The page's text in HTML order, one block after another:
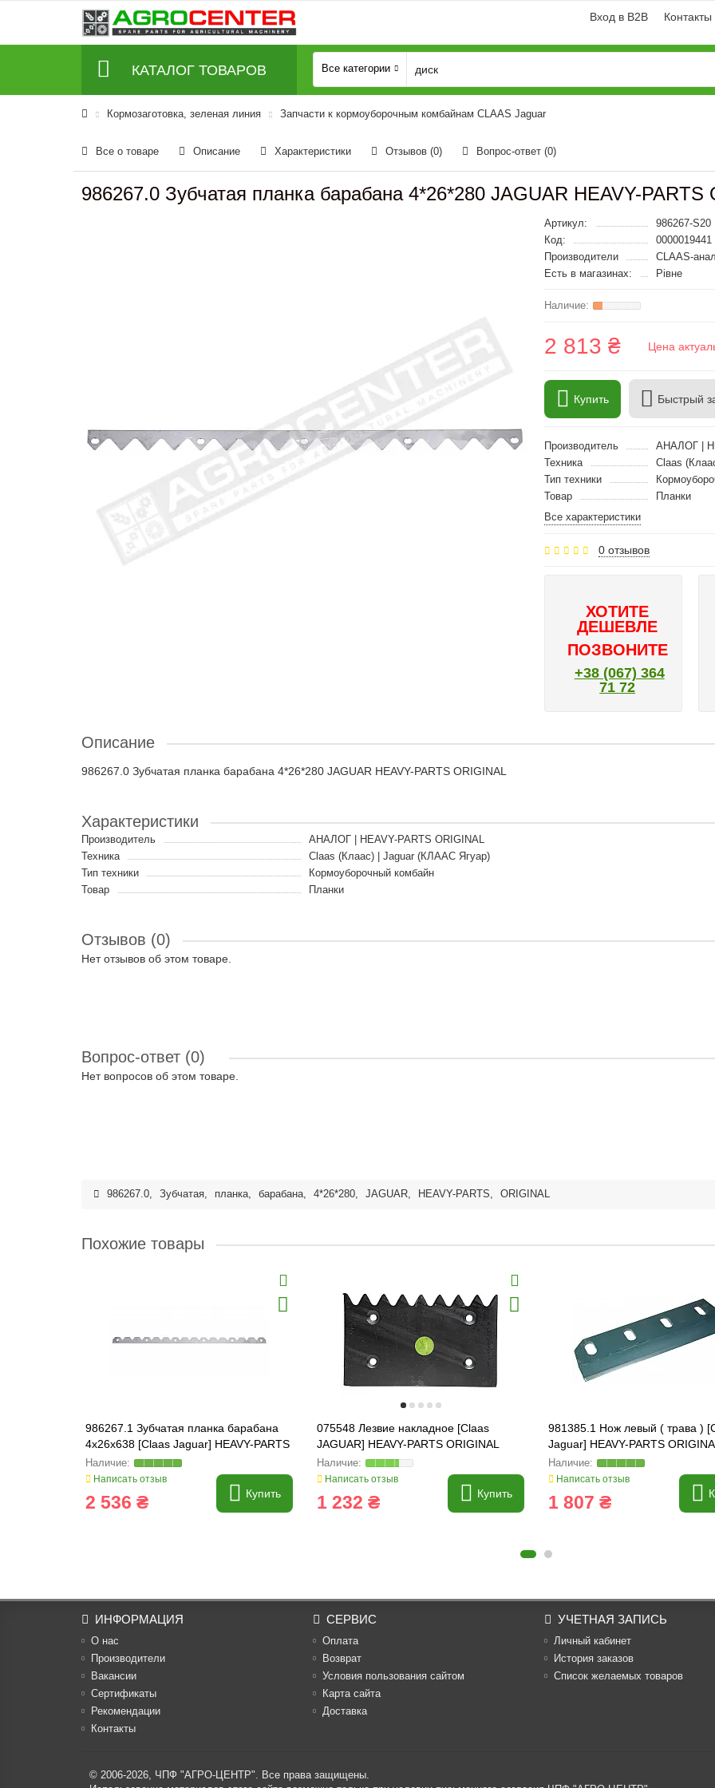
Вход в B2B Контакты
КАТАЛОГ ТОВАРОВ Все категории
Кормозаготовка, зеленая линия Запчасти к кормоуборочным комбайнам CLAAS Jaguar
Все о товаре Описание Характеристики Отзывов (0) Вопрос-ответ (0)
986267.0 Зубчатая планка барабана 4*26*280 JAGUAR HEAVY-PARTS
Артикул:
986267-S20
Код:
0000019441
Производители
CLAAS-
Есть в магазинах:
Рівне
2 813 ₴ Цена
Купить Быстрый
Производитель
АНАЛОГ |
Техника
Claas
Тип техники
Товар
Планки
Все характеристики
0 отзывов
ХОТИТЕ
ДЕШЕВЛЕ
ПОЗВОНИТЕ
+38 (067) 364
71 72
Описание
986267.0 Зубчатая планка барабана 4*26*280 JAGUAR HEAVY-PARTS ORIGINAL
Характеристики
Производитель
АНАЛОГ | HEAVY-PARTS ORIGINAL
Техника
Claas (Клаас) | Jaguar (КЛААС Ягуар)
Тип техники
Кормоуборочный комбайн
Товар
Планки
Отзывов (0)
Нет отзывов об этом товаре.
Вопрос-ответ (0)
Нет вопросов об этом товаре.
986267.0, Зубчатая, планка, барабана, 4*26*280, JAGUAR, HEAVY-PARTS, ORIGINAL
Похожие товары
986267.1 Зубчатая планка барабана
4x26x638 [Claas Jaguar] HEAVY-PARTS
ORIGINAL, 986267
Написать отзыв
2 536 ₴ Купить
075548 Лезвие накладное [Claas
JAGUAR] HEAVY-PARTS ORIGINAL
Написать отзыв
1 232 ₴ Купить
981385.1 Нож левый ( трава )
Jaguar] HEAVY-PARTS
981385
Написать отзыв
1 807 ₴
ИНФОРМАЦИЯ
О нас
Производители
Вакансии
Cертификаты
Рекомендации
Контакты
СЕРВИС
Оплата
Возврат
Условия пользования сайтом
Карта сайта
Доставка
УЧЕТНАЯ ЗАПИСЬ
Личный кабинет
История заказов
Список желаемых товаров
© 2006-2026, ЧПФ "АГРО-ЦЕНТР". Все права защищены.